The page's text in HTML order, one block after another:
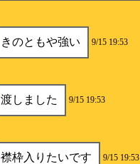
きのともや強い 9/15 19:53
渡しました 9/15 19:53
襟枠入りたいです 9/15 19:53